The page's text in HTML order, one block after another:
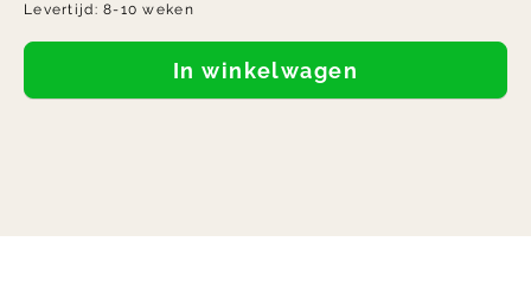
Levertijd:8-10 weken
In winkelwagen